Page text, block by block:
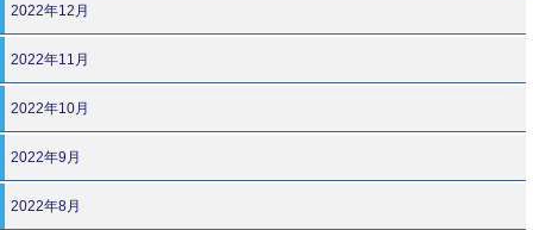
2022年12月
2022年11月
2022年10月
2022年9月
2022年8月